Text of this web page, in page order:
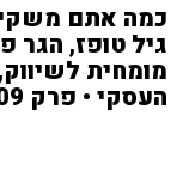
כמה אתם
גיל טופז, הגר
מומחית
העסקי • פרק 09